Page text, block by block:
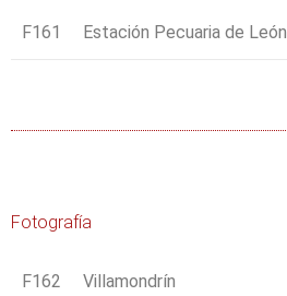
F161 Estación Pecuaria de León
Fotografía
F162 Villamondrín